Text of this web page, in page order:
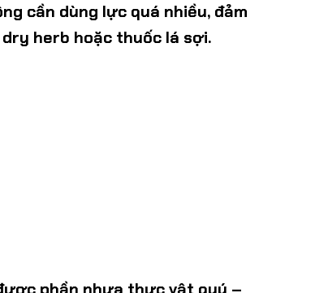
cần dùng lực quá nhiều, đảm
herb hoặc thuốc lá sợi.